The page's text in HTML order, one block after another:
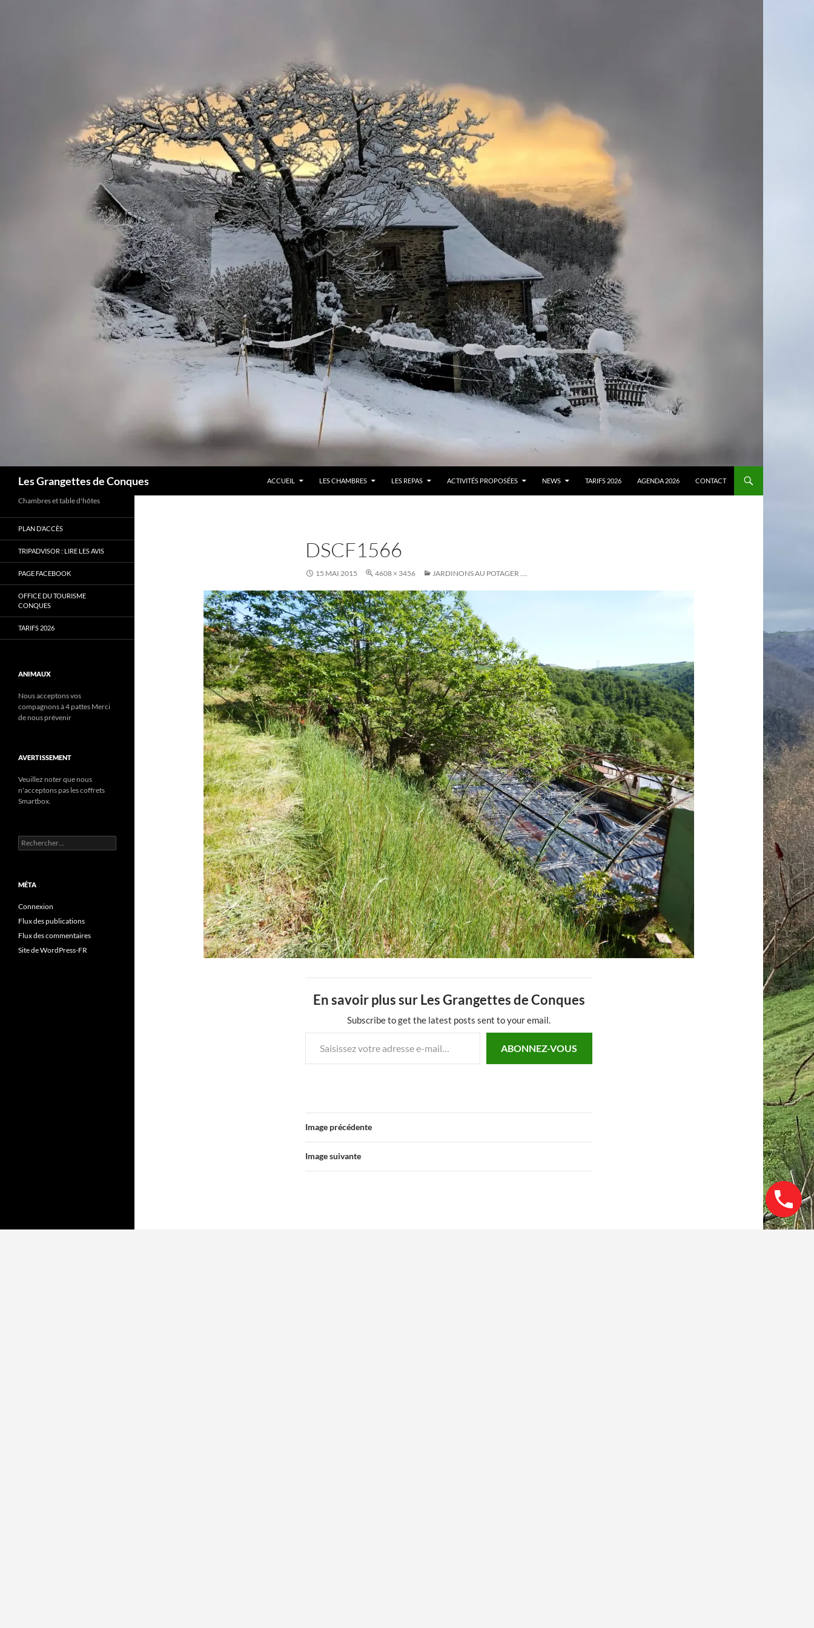
Les Grangettes de Conques
ACCUEIL
LES CHAMBRES LES REPAS ACTIVITÉS PROPOSÉES NEWS TARIFS 2026 AGENDA 2026 CONTACT
DSCF1566
15 MAI 2015 4608 × 3456 JARDINONS AU POTAGER ….
En savoir plus sur Les Grangettes de Conques
Subscribe to get the latest posts sent to your email.
Saisissez votre adresse e-mail…
ABONNEZ-VOUS
Image précédente
Image suivante
Chambres et table d'hôtes
PLAN D’ACCÈS
TRIPADVISOR : LIRE LES AVIS
PAGE FACEBOOK
OFFICE DU TOURISME
CONQUES
TARIFS 2026
ANIMAUX
Nous acceptons vos
compagnons à 4 pattes Merci
de nous prévenir
AVERTISSEMENT
Veuillez noter que nous
n'acceptons pas les coffrets
Smartbox.
Rechercher :
MÉTA
Connexion
Flux des publications
Flux des commentaires
Site de WordPress-FR